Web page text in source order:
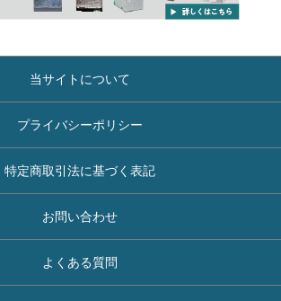
当サイトについて
プライバシーポリシー
特定商取引法に基づく表記
お問い合わせ
よくある質問